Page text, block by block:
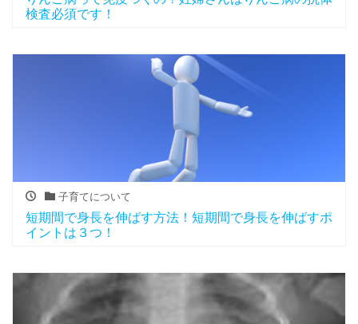
検査必須です！
子育てについて
短期間で身長を伸ばす方法！短期間で身長を伸ばすポ
イントは３つ！